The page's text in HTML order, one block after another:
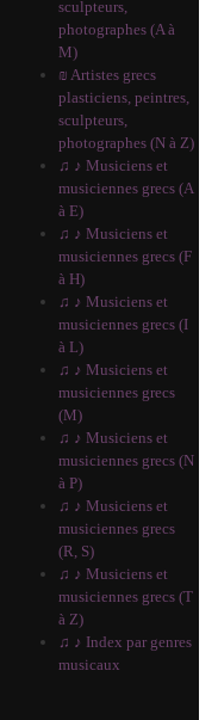
sculpteurs,
photographes (A à
M)
₪ Artistes grecs
plasticiens, peintres,
sculpteurs,
photographes (N à Z)
♫ ♪ Musiciens et
musiciennes grecs (A
à E)
♫ ♪ Musiciens et
musiciennes grecs (F
à H)
♫ ♪ Musiciens et
musiciennes grecs (I
à L)
♫ ♪ Musiciens et
musiciennes grecs
(M)
♫ ♪ Musiciens et
musiciennes grecs (N
à P)
♫ ♪ Musiciens et
musiciennes grecs
(R, S)
♫ ♪ Musiciens et
musiciennes grecs (T
à Z)
♫ ♪ Index par genres
musicaux